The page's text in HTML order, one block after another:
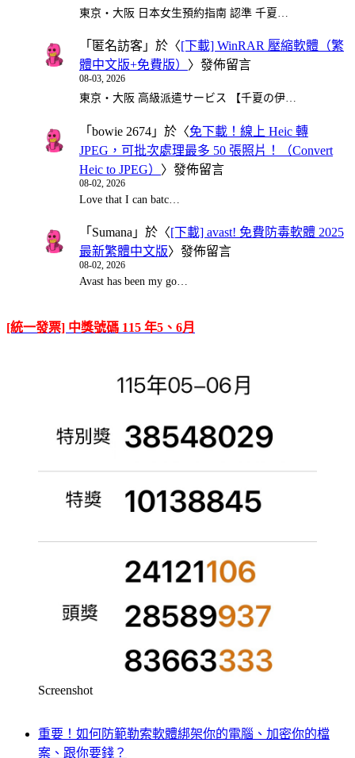
東京・大阪 日本女生預約指南 認準 千夏…
「 匿名訪客 」於〈[下載] WinRAR 壓縮軟體（繁
體中文版+免費版） 〉發佈留言
08-03, 2026
東京・大阪 高級派遣サービス 【千夏の伊…
「 bowie 2674 」於〈免下載！線上 Heic 轉
JPEG，可批次處理最多 50 張照片！（Convert
Heic to JPEG） 〉發佈留言
08-02, 2026
Love that I can batc…
「 Sumana 」於〈[下載] avast! 免費防毒軟體 2025
最新繁體中文版〉發佈留言
08-02, 2026
Avast has been my go…
[統一發票] 中獎號碼 115 年5、6月
Screenshot
重要！如何防範勒索軟體綁架你的電腦、加密你的檔
案、跟你要錢？